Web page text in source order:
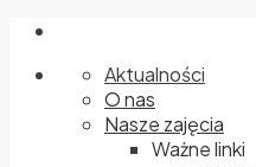
Aktualności
O nas
Nasze zajęcia
Ważne linki